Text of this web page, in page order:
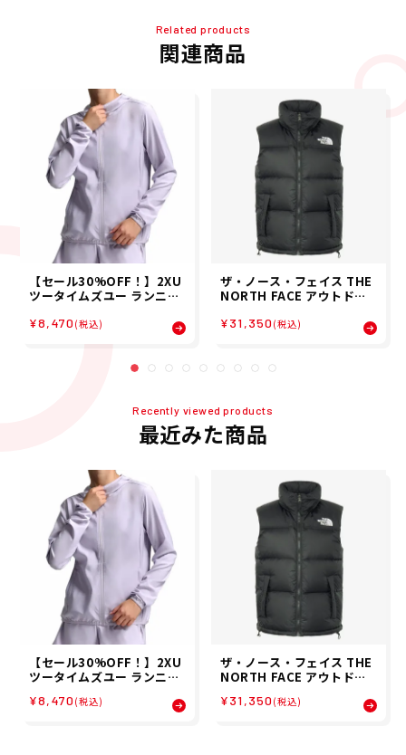
Related products
関連商品
【セール30%OFF！】2XU
ツータイムズユー ランニン
ト Aero Jacket WR7205
A-VVVVRF レディース 女性
¥8,470 (税込)
ザ・ノース・フェイス THE
NORTH FACE アウトドア
ダウンジャケット ヌプシ ベ
スト NUPTSE VEST NDW9
FW 秋冬
¥31,350 (税込)
Recently viewed products
最近みた商品
【セール30%OFF！】2XU
ツータイムズユー ランニン
ト Aero Jacket WR7205
¥8,470 (税込)
ザ・ノース・フェイス THE
NORTH FACE アウトドア
ダウンジャケット ヌプシ ベ
¥31,350 (税込)